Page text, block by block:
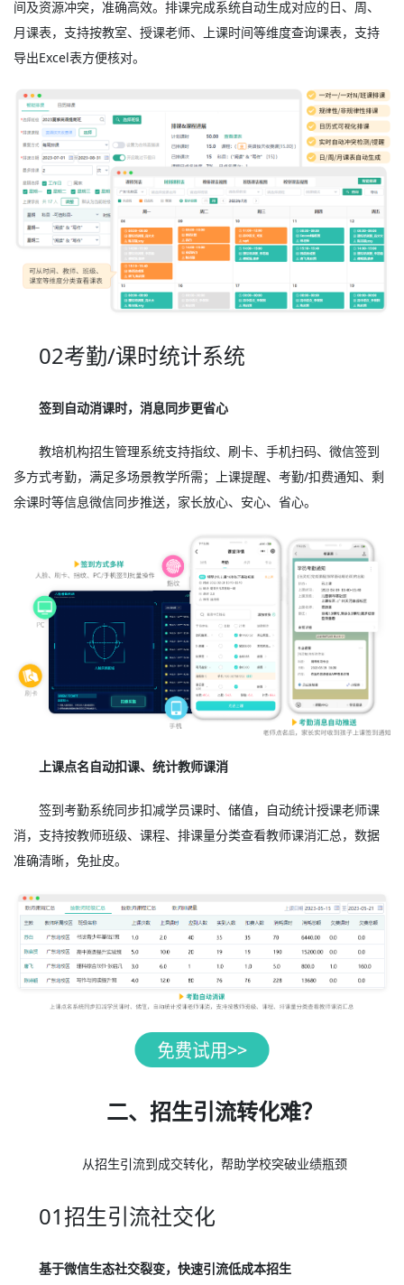
间及资源冲突，准确高效。排课完成系统自动生成对应的日、周、
月课表，支持按教室、授课老师、上课时间等维度查询课表，支持
导出Excel表方便核对。
02考勤/课时统计系统
签到自动消课时，消息同步更省心
教培机构招生管理系统支持指纹、刷卡、手机扫码、微信签到
多方式考勤，满足多场景教学所需；上课提醒、考勤/扣费通知、剩
余课时等信息微信同步推送，家长放心、安心、省心。
上课点名自动扣课、统计教师课消
签到考勤系统同步扣减学员课时、储值，自动统计授课老师课
消，支持按教师班级、课程、排课量分类查看教师课消汇总，数据
准确清晰，免扯皮。
二、招生引流转化难？
从招生引流到成交转化，帮助学校突破业绩瓶颈
01招生引流社交化
基于微信生态社交裂变，快速引流低成本招生